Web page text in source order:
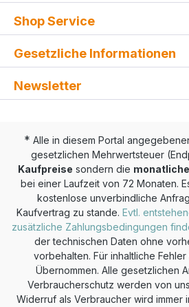
Shop Service
Gesetzliche Informationen
Newsletter
* Alle in diesem Portal
gesetzlichen Mehrwertsteuer
Kaufpreise sondern die
bei einer Laufzeit von 72 Monaten.
kostenlose unverbindliche
Kaufvertrag zu stande. Evtl.
zusätzliche Zahlungsbedingungen
der technischen Daten ohne
vorbehalten. Für inhaltliche
Übernommen. Alle gesetzlichen
Verbraucherschutz werden von
Widerruf als Verbraucher wird immer